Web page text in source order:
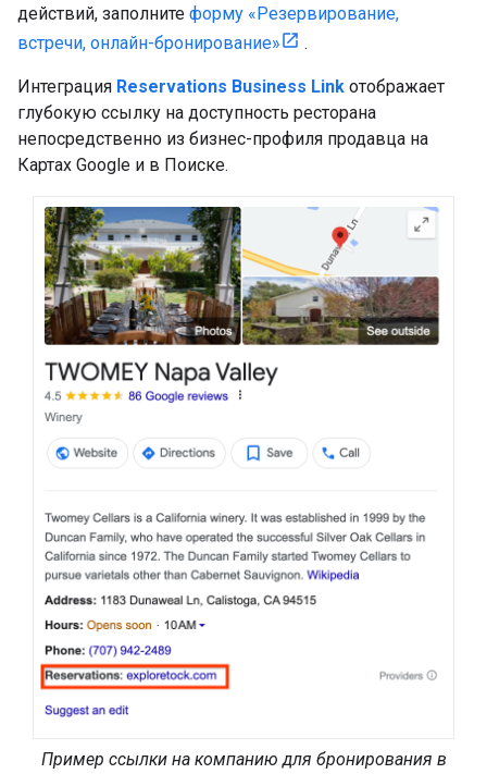
действий, заполните форму «Резервирование,
встречи, онлайн-бронирование»
.
Интеграция Reservations Business Link отображает
глубокую ссылку на доступность ресторана
непосредственно из бизнес-профиля продавца на
Картах Google и в Поиске.
Пример ссылки на компанию для бронирования в